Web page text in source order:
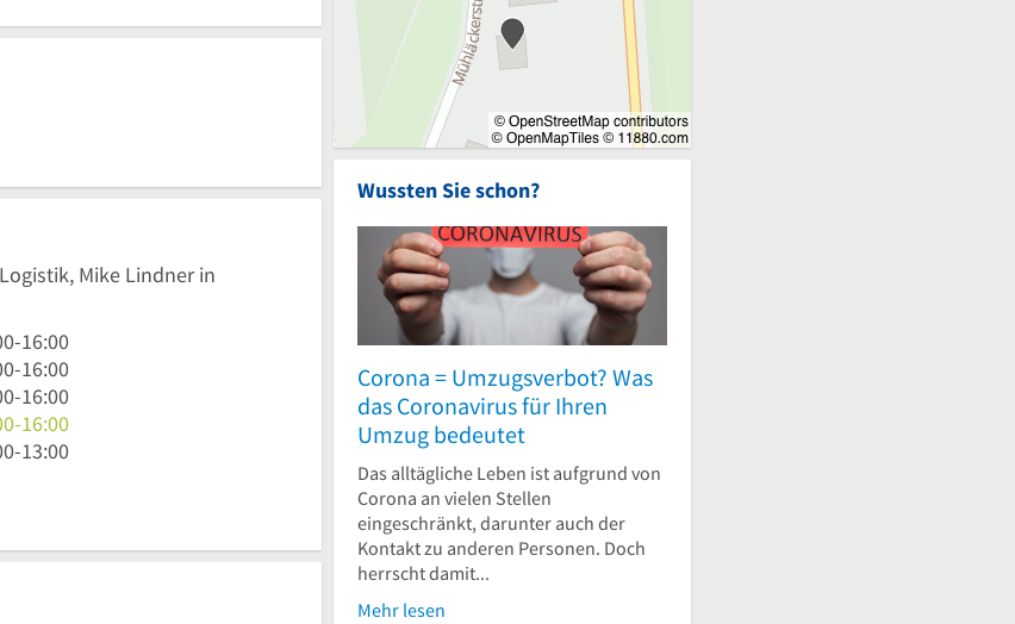
Mike Lindner in
-16:00
-16:00
-16:00
-16:00
-13:00
Wussten Sie schon?
Corona = Umzugsverbot? Was
das Coronavirus für Ihren
Umzug bedeutet
Das alltägliche Leben ist aufgrund von
Corona an vielen Stellen
eingeschränkt, darunter auch der
Kontakt zu anderen Personen. Doch
herrscht damit...
Mehr lesen